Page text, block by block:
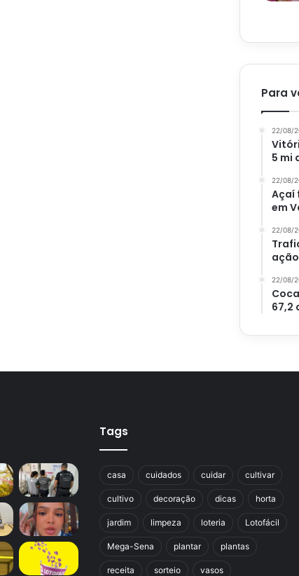
Para
22/08/
5 mi
22/08/
Açaí
em
22/08/
22/08/
67,2
Tags
casa cuidados cuidar cultivar
cultivo decoração dicas horta
jardim limpeza loteria Lotofácil
Mega-Sena plantar plantas
receita sorteio vasos